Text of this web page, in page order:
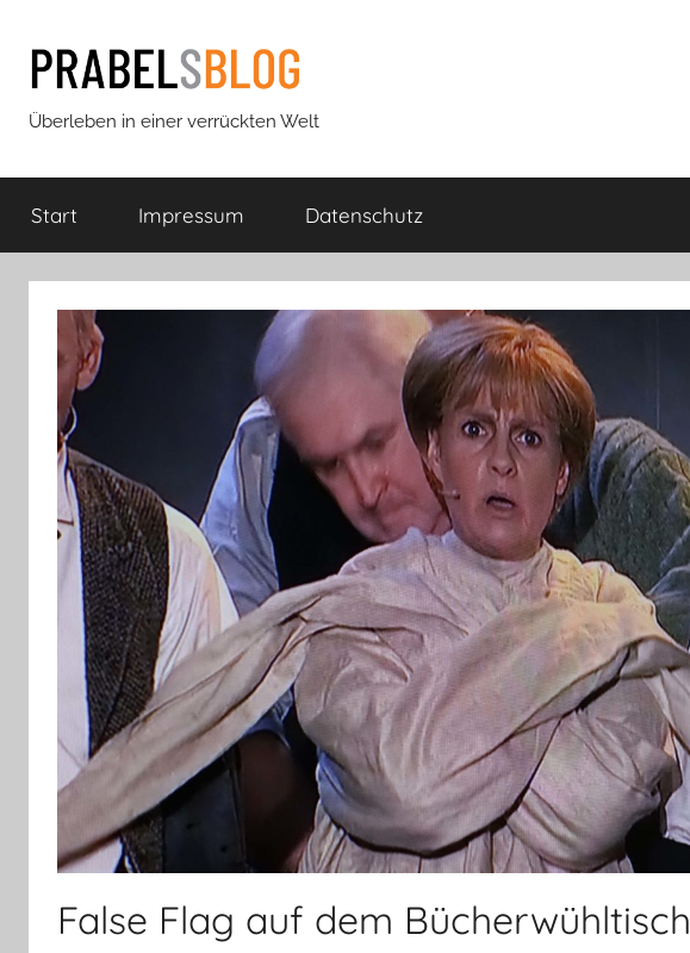
Inhalt
springen
Prabels
Blog
Überleben in einer verrückten Welt
Start Impressum Datenschutz
False Flag auf dem Bücherwühltisch